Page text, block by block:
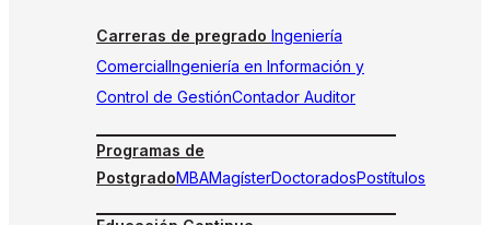
Carreras de pregrado Ingeniería
ComercialIngeniería en Información y
Control de GestiónContador Auditor
Programas de
PostgradoMBAMagísterDoctoradosPostítulos